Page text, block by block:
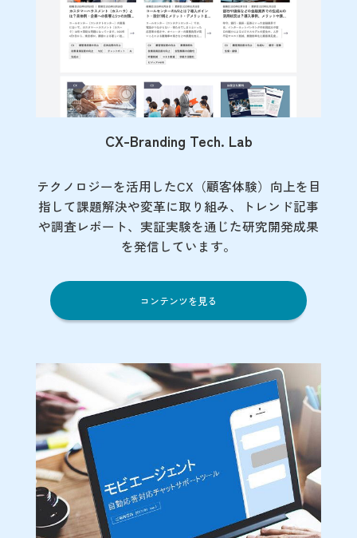
CX-Branding Tech. Lab
テクノロジーを活用したCX（顧客体験）向上を目
指して課題解決や変革に取り組み、トレンド記事
や調査レポート、実証実験を通じた研究開発成果
を発信しています。
コンテンツを見る